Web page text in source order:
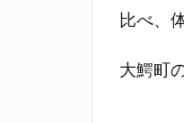
比べ、
大鰐町